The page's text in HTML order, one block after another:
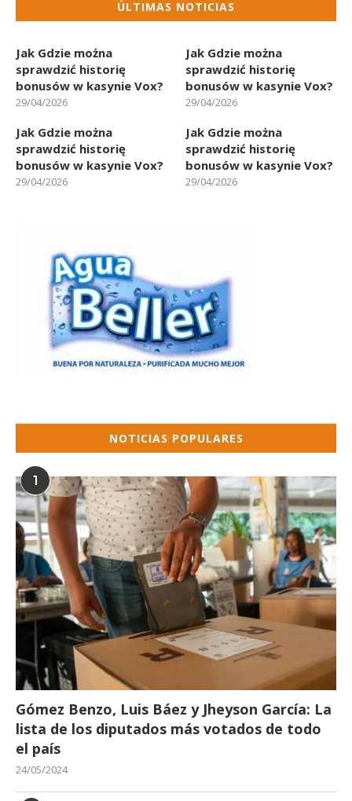
ÚLTIMAS NOTICIAS
Jak Gdzie można
sprawdzić historię
bonusów w kasynie Vox?
29/04/2026
Jak Gdzie można
sprawdzić historię
bonusów w kasynie Vox?
29/04/2026
Jak Gdzie można
sprawdzić historię
bonusów w kasynie Vox?
29/04/2026
Jak Gdzie można
sprawdzić historię
bonusów w kasynie Vox?
29/04/2026
NOTICIAS POPULARES
1
Gómez Benzo, Luis Báez y Jheyson García: La
lista de los diputados más votados de todo
el país
24/05/2024